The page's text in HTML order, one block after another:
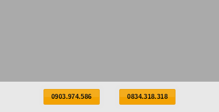
0903.974.586 0834.318.318